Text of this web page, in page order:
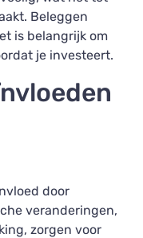
Beleggen
is belangrijk om
je investeert.
door
veranderingen,
zorgen voor